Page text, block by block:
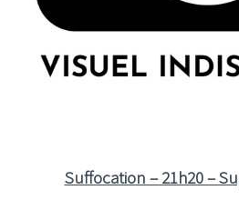
Suffocation – 21h20 –